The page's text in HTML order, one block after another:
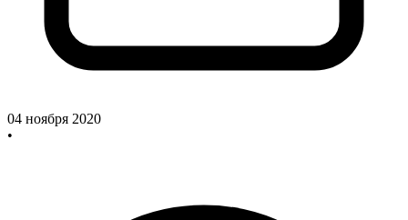
04 ноября 2020
•